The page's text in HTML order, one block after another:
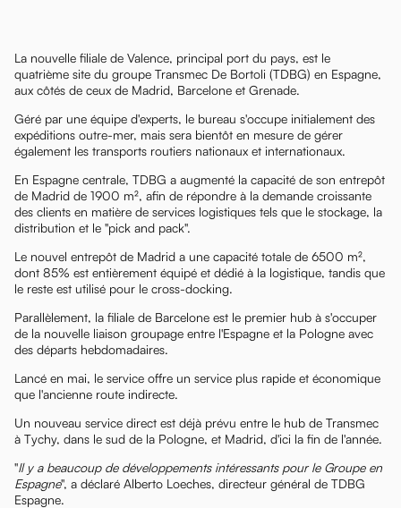
La nouvelle filiale de Valence, principal port du pays, est le
quatrième site du groupe Transmec De Bortoli (TDBG) en Espagne,
aux côtés de ceux de Madrid, Barcelone et Grenade.
Géré par une équipe d'experts, le bureau s'occupe initialement des
expéditions outre-mer, mais sera bientôt en mesure de gérer
également les transports routiers nationaux et internationaux.
En Espagne centrale, TDBG a augmenté la capacité de son entrepôt
de Madrid de 1900 m², afin de répondre à la demande croissante
des clients en matière de services logistiques tels que le stockage, la
distribution et le "pick and pack".
Le nouvel entrepôt de Madrid a une capacité totale de 6500 m²,
dont 85% est entièrement équipé et dédié à la logistique, tandis que
le reste est utilisé pour le cross-docking.
Parallèlement, la filiale de Barcelone est le premier hub à s'occuper
de la nouvelle liaison groupage entre l'Espagne et la Pologne avec
des départs hebdomadaires.
Lancé en mai, le service offre un service plus rapide et économique
que l'ancienne route indirecte.
Un nouveau service direct est déjà prévu entre le hub de Transmec
à Tychy, dans le sud de la Pologne, et Madrid, d'ici la fin de l'année.
"Il y a beaucoup de développements intéressants pour le Groupe en
Espagne", a déclaré Alberto Loeches, directeur général de TDBG
Espagne.